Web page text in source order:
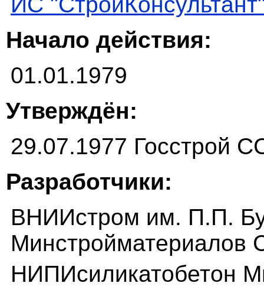
Начало действия:
01.01.1979
Утверждён:
29.07.1977 Госстрой
Разработчики:
ВНИИстром им. П.П.
Минстройматериалов
НИПИсиликатобетон